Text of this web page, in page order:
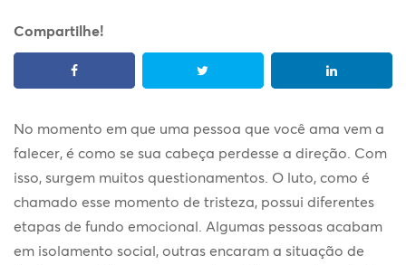
Compartilhe!
No momento em que uma pessoa que você ama vem a
falecer, é como se sua cabeça perdesse a direção. Com
isso, surgem muitos questionamentos. O luto, como é
chamado esse momento de tristeza, possui diferentes
etapas de fundo emocional. Algumas pessoas acabam
em isolamento social, outras encaram a situação de